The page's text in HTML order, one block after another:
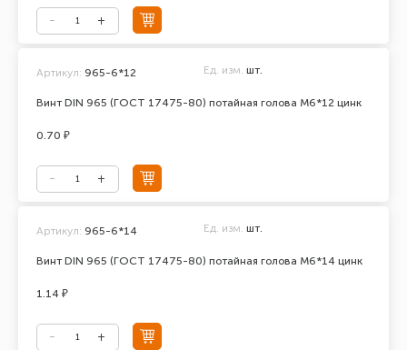
Винт DIN 965 (ГОСТ 17475-80) потайная голова М6*12 цинк
Артикул: 965-6*12 Ед. изм. шт.
0.70 ₽
Винт DIN 965 (ГОСТ 17475-80) потайная голова М6*14 цинк
Артикул: 965-6*14 Ед. изм. шт.
1.14 ₽